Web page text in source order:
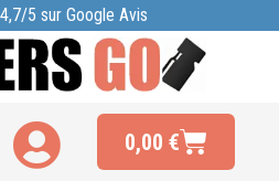
4,7/5 sur Google Avis
0,00€